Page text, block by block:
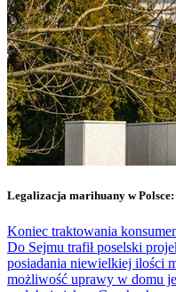
Legalizacja marihuany w Polsce:
Koniec traktowania
Do Sejmu trafił poselski
posiadania niewielkiej ilości
możliwość uprawy w domu